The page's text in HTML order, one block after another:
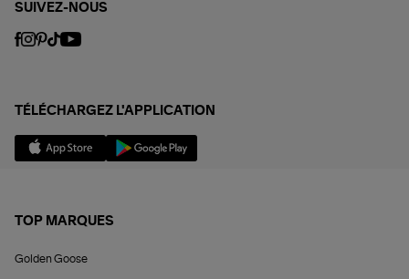
SUIVEZ-NOUS
TÉLÉCHARGEZ L'APPLICATION
TOP MARQUES
Golden Goose